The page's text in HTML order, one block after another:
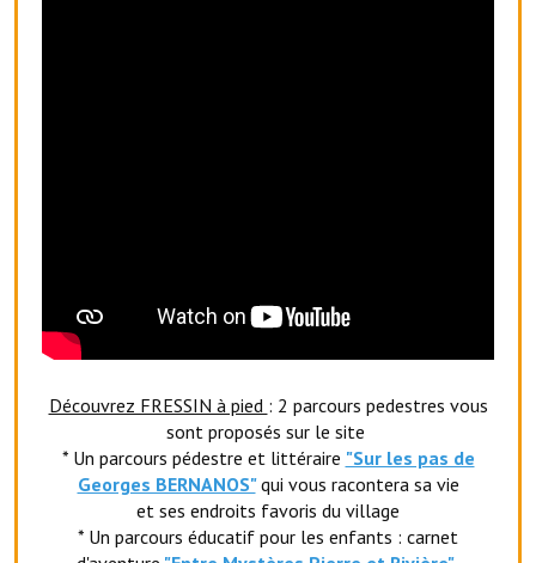
Village culturel
La société musicale de l'Avenir Fressinois
La troupe théâtrale de l'Avenir Fressinois
Les Amis du Patrimoine
L'association du château
Découvrez FRESSIN à pied : 2 parcours pedestres vous
sont proposés sur le site
* Un parcours pédestre et littéraire "Sur les pas de
Georges BERNANOS" qui vous racontera sa vie
et ses endroits favoris du village
* Un parcours éducatif pour les enfants : carnet